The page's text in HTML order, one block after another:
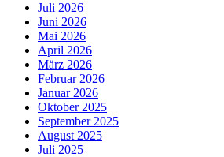
Juli 2026
Juni 2026
Mai 2026
April 2026
März 2026
Februar 2026
Januar 2026
Oktober 2025
September 2025
August 2025
Juli 2025